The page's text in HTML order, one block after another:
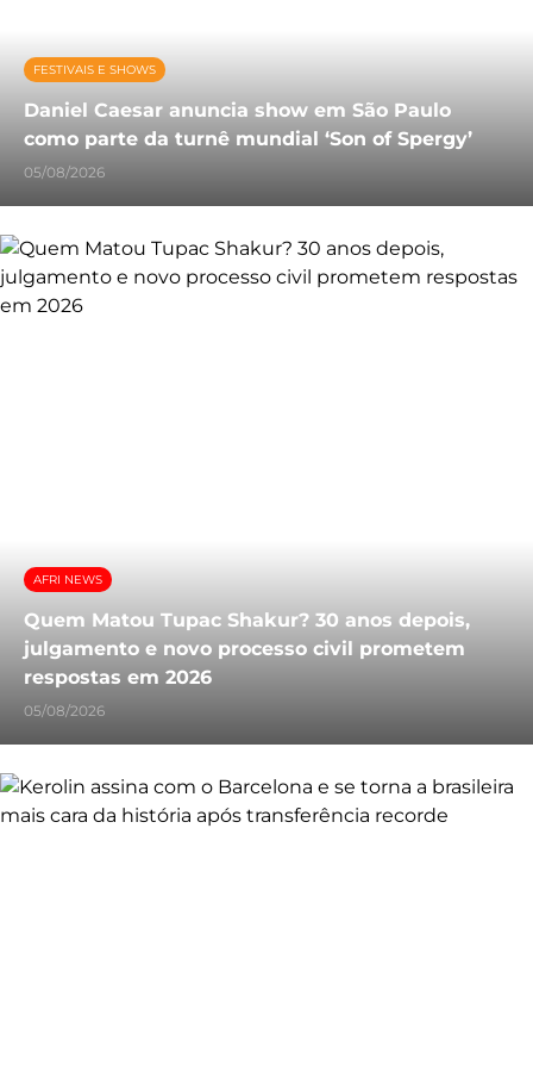
FESTIVAIS E SHOWS
Daniel Caesar anuncia show em São Paulo
como parte da turnê mundial ‘Son of Spergy’
05/08/2026
AFRI NEWS
Quem Matou Tupac Shakur? 30 anos depois,
julgamento e novo processo civil prometem
respostas em 2026
05/08/2026